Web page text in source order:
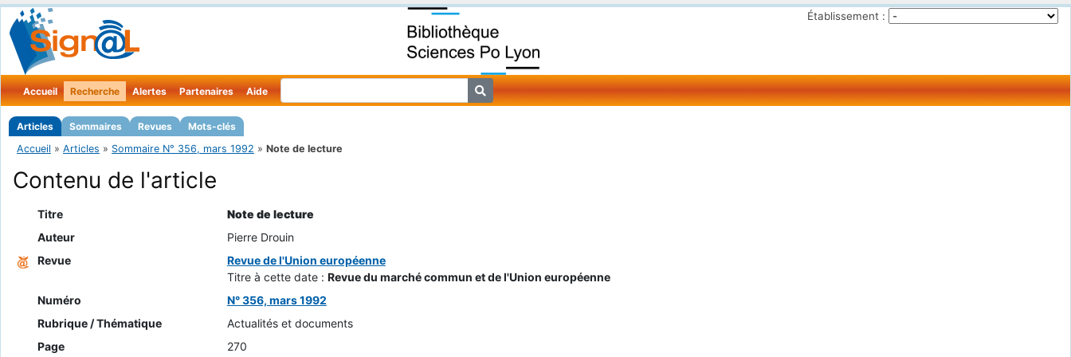
Établissement :
Accueil Recherche
Articles Sommaires Revues Mots-clés
Alertes Partenaires Aide
Accueil » Articles » Sommaire N° 356, mars 1992 » Note de lecture
Contenu de l'article
Titre
Note de lecture
Auteur
Pierre Drouin
Revue
Revue de l'Union européenne
Titre à cette date : Revue du marché commun et de l'Union européenne
Numéro
N° 356, mars 1992
Rubrique / Thématique
Actualités et documents
Page
270